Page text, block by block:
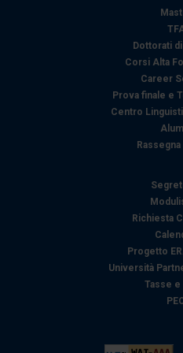
analizzare il nostro traffico.
informazioni sul modo in cui
nostri partner che si
pubblicità e social media, i
con altre informazioni che ha
raccolto dal suo utilizzo dei
Dottorati
Corsi Alta
Career
Prova finale e
Centro
Richiesta
Progetto
Università
Tasse e